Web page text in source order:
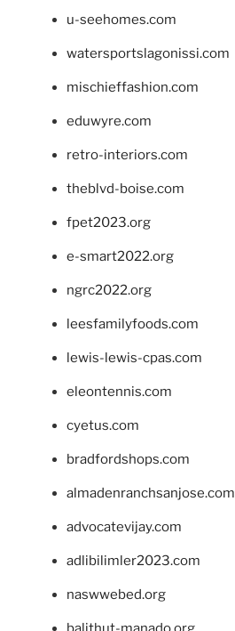
u-seehomes.com
watersportslagonissi.com
mischieffashion.com
eduwyre.com
retro-interiors.com
theblvd-boise.com
fpet2023.org
e-smart2022.org
ngrc2022.org
leesfamilyfoods.com
lewis-lewis-cpas.com
eleontennis.com
cyetus.com
bradfordshops.com
almadenranchsanjose.com
advocatevijay.com
adlibilimler2023.com
naswwebed.org